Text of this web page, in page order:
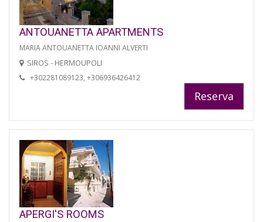
ANTOUANETTA APARTMENTS
MARIA ANTOUANETTA IOANNI ALVERTI
SIROS - HERMOUPOLI
+302281089123, +306936426412
Reserva
APERGI'S ROOMS